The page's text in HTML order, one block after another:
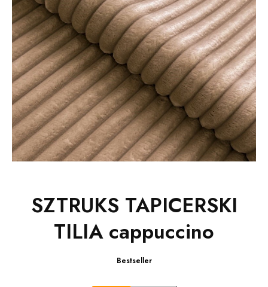
SZTRUKS TAPICERSKI
TILIA cappuccino
Bestseller